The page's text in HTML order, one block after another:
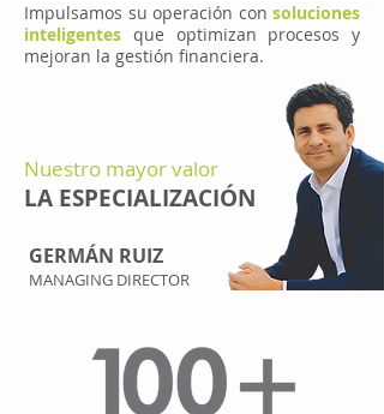
Impulsamos su operación con soluciones
inteligentes que optimizan procesos y
mejoran la gestión financiera.
GERMÁN RUIZ
Nuestro mayor valor
LA ESPECIALIZACIÓN
MANAGING DIRECTOR